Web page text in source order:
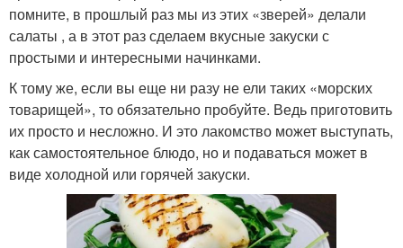
помните, в прошлый раз мы из этих «зверей» делали
салаты , а в этот раз сделаем вкусные закуски с
простыми и интересными начинками.
К тому же, если вы еще ни разу не ели таких «морских
товарищей», то обязательно пробуйте. Ведь приготовить
их просто и несложно. И это лакомство может выступать,
как самостоятельное блюдо, но и подаваться может в
виде холодной или горячей закуски.